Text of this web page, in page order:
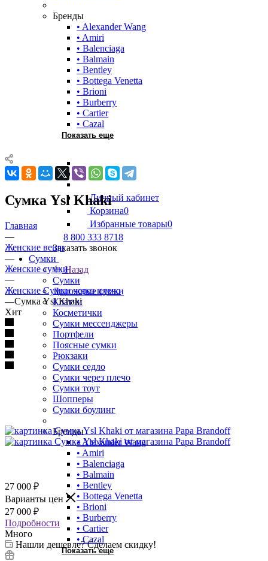
Бренды
• Alexander Wang
• Amiri
• Balenciaga
• Balmain
• Bentley
• Bottega Venetta
• Brioni
• Burberry
• Cartier
• Cazal
Показать еще
Личный кабинет
Корзина0
Избранные товары0
8 800 333 8718
Заказать звонок
Сумки
Назад
Сумки
Дорожные сумки
Клатчи
Косметички
Сумки мессенджеры
Портфели
Поясные сумки
Рюкзаки
Сумки седло
Сумки через плечо
Сумки тоут
Шопперы
Сумки боулинг
Бренды
• Alexander Wang
• Amiri
• Balenciaga
• Balmain
• Bentley
• Bottega Venetta
• Brioni
• Burberry
• Cartier
• Cazal
Показать еще
Сумка Ysl Khaki
Главная
—
Женские вещи
—
Женские сумки
—
Женские Сумки через плечо
—Сумка Ysl Khaki
Хит
27 000 ₽
Варианты цен
27 000 ₽
Подробности
Много
Нашли дешевле? Сделаем скидку!